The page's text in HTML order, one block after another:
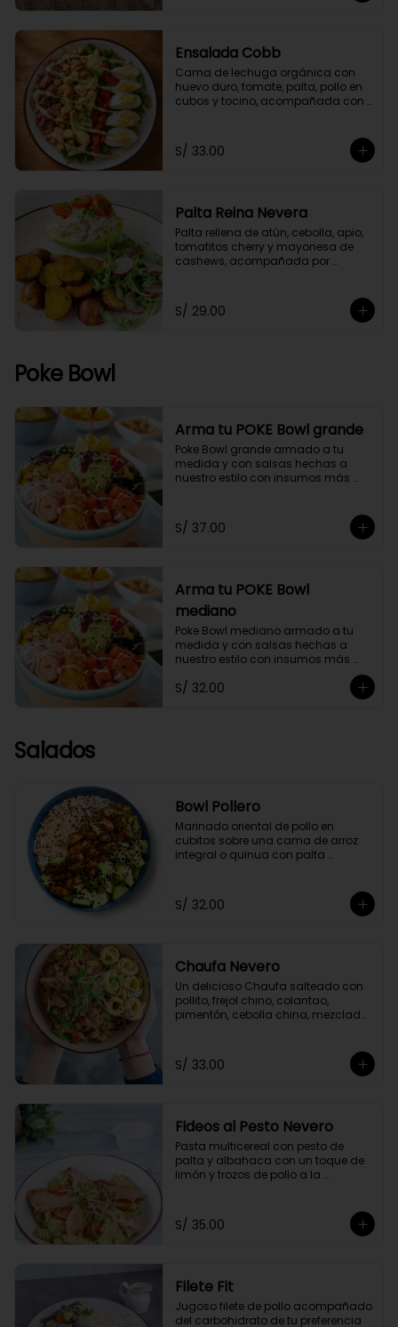
Ensalada Cobb
Cama de lechuga orgánica con
huevo duro, tomate, palta, pollo en
cubos y tocino, acompañada con
S/ 33.00
Palta Reina Nevera
Palta rellena de atún, cebolla, apio,
tomatitos cherry y mayonesa de
cashews, acompañada por
arúgula.
S/ 29.00
Poke Bowl
Arma tu POKE Bowl grande
Poke Bowl grande armado a tu
medida y con salsas hechas a
nuestro estilo con insumos más
S/ 37.00
Arma tu POKE Bowl
mediano
Poke Bowl mediano armado a tu
medida y con salsas hechas a
nuestro estilo con insumos más
S/ 32.00
Salados
Bowl Pollero
Marinado oriental de pollo en
cubitos sobre una cama de arroz
integral o quinua con palta
soya.
S/ 32.00
Chaufa Nevero
Un delicioso Chaufa salteado con
pollito, frejol chino, colantao,
pimentón, cebolla china, mezclado
tortilla de huevo
S/ 33.00
Fideos al Pesto Nevero
Pasta multicereal con pesto de
palta y albahaca con un toque de
limón y trozos de pollo a la
parmesano.
S/ 35.00
Filete Fit
Jugoso filete de pollo acompañado
del carbohidrato de tu preferencia